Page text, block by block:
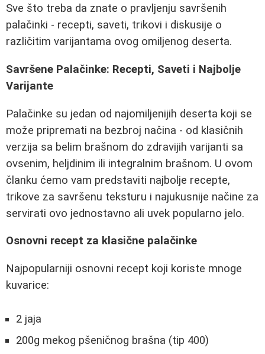
Sve što treba da znate o pravljenju savršenih
palačinki - recepti, saveti, trikovi i diskusije o
različitim varijantama ovog omiljenog deserta.
Savršene Palačinke: Recepti, Saveti i Najbolje
Varijante
Palačinke su jedan od najomiljenijih deserta koji se
može pripremati na bezbroj načina - od klasičnih
verzija sa belim brašnom do zdravijih varijanti sa
ovsenim, heljdinim ili integralnim brašnom. U ovom
članku ćemo vam predstaviti najbolje recepte,
trikove za savršenu teksturu i najukusnije načine za
servirati ovo jednostavno ali uvek popularno jelo.
Osnovni recept za klasične palačinke
Najpopularniji osnovni recept koji koriste mnoge
kuvarice:
2 jaja
200g mekog pšeničnog brašna (tip 400)